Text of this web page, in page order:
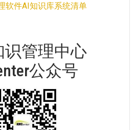
软件AI知识库系统清单
识管理中心
公众号